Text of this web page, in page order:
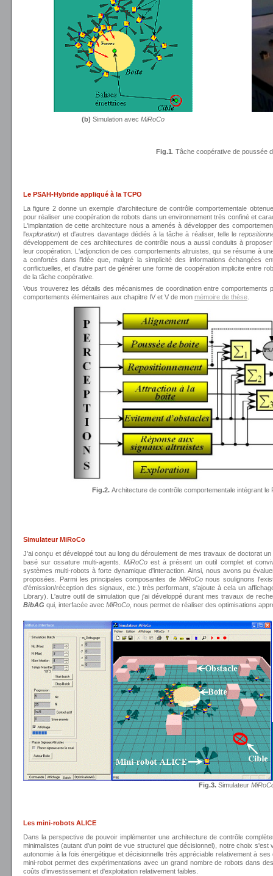
(b) Simulation avec MiRoCo
Fig.1 . Tâche coopérative de poussée
Le PSAH-Hybride appliqué à la TCPO
La figure 2 donne un exemple d'architecture de contrôle comportementale
pour réaliser une coopération de robots dans un environnement très confiné et
L'implantation de cette architecture nous a amenés à développer des
l'exploration) et d'autres davantage dédiés à la tâche à réaliser, telle le
développement de ces architectures de contrôle nous a aussi conduits à
leur coopération. L'adjonction de ces comportements altruistes, qui se résume à
a confortés dans l'idée que, malgré la simplicité des informations échangées
conflictuelles, et d'autre part de générer une forme de coopération implicite entre
de la tâche coopérative.
Vous trouverez les détails des mécanismes de coordination entre
comportements élémentaires aux chapitre IV et V de mon mémoire de thèse
Fig.2. Architecture de contrôle comportementale intégrant
Simulateur MiRoCo
J'ai conçu et développé tout au long du déroulement de mes travaux de doctorat
basé sur ossature multi-agents.MiRoCoest à présent un outil complet et
systèmes multi-robots à forte dynamique d'interaction. Ainsi, nous avons pu
proposées. Parmi les principales composantes de MiRoConous soulignons
d'émission/réception des signaux, etc.) très performant, s'ajoute à cela un
Library). L'autre outil de simulation que j'ai développé durant mes travaux de
BibAG qui, interfacée avec MiRoCo , nous permet de réaliser des optimisations
Fig.3.Simulateur
Les mini-robots ALICE
Dans la perspective de pouvoir implémenter une architecture de contrôle
minimalistes (autant d'un point de vue structurel que décisionnel), notre choix s'est
autonomie à la fois énergétique et décisionnelle très appréciable relativement à
mini-robot permet des expérimentations avec un grand nombre de robots dans
coûts d'investissement et d'exploitation relativement faibles.